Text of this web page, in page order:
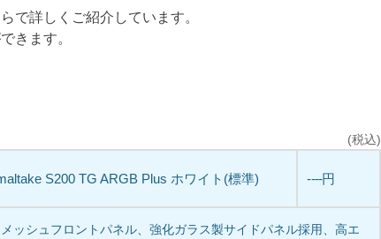
で詳しくご紹介しています。
きます。
(税込)
S200 TG ARGB Plus ホワイト(標準) ----円
ッシュフロントパネル、強化ガラス製サイドパネル採用、高エ